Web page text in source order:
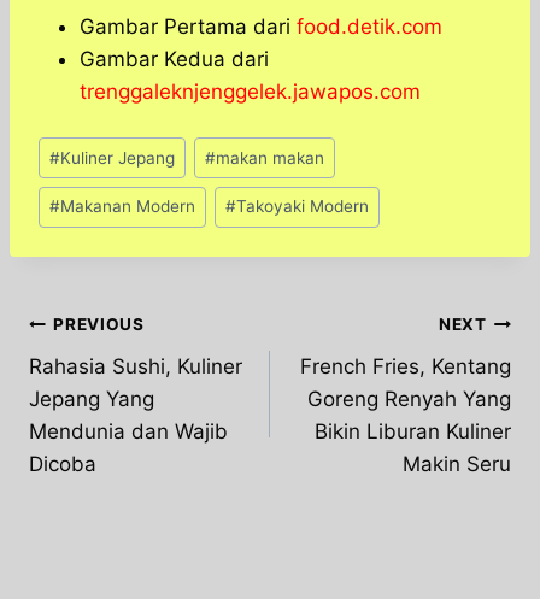
Gambar Pertama dari food.detik.com
Gambar Kedua dari
trenggaleknjenggelek.jawapos.com
Post
Tags:
#Kuliner Jepang #makan makan
#Makanan Modern #Takoyaki Modern
Post
navigation
PREVIOUS
Rahasia Sushi, Kuliner
Jepang Yang
Mendunia dan Wajib
Dicoba
NEXT
French Fries, Kentang
Goreng Renyah Yang
Bikin Liburan Kuliner
Makin Seru